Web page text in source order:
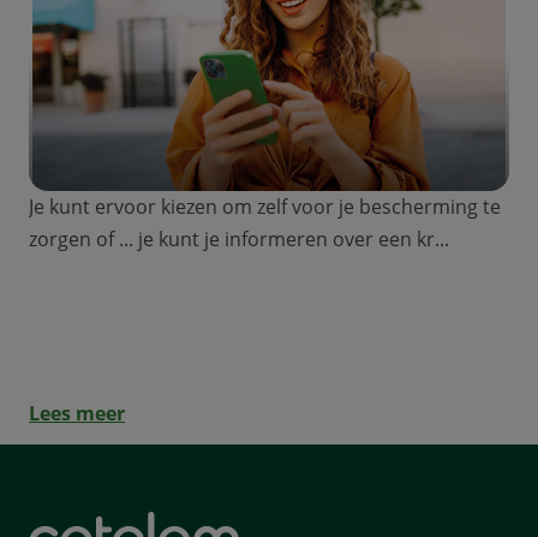
Je kunt ervoor kiezen om zelf voor je bescherming te
zorgen of ... je kunt je informeren over een kr...
Lees meer